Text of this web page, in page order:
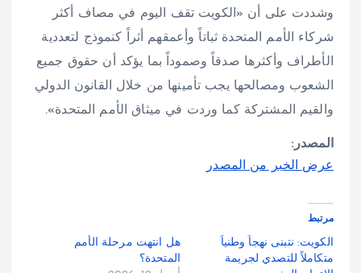
وشددت على أن «الكويت تقف اليوم في مصاف أكثر
شركاء الأمم المتحدة ثباتاً وأعمقهم أثراً كنموذج لتعددية
الأطراف وأكثرها صدقاً وصموداً بما يؤكد أن حقوق جميع
الشعوب ومصالحها يجب تأمينها من خلال القانون الدولي
والقيم المشتركة كما وردت في ميثاق الأمم المتحدة».
المصدر:
عرض الخبر من المصدر
مرتبط
الكويت: نتبنى نهجاً وطنياً
متكاملاً للتصدي لجريمة
هل انتهت مرحلة الأمم
المتحدة؟